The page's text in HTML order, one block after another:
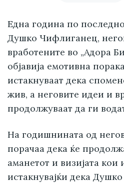
Една година по
Душко Чифлиганец,
вработените во „Адора
објавија емотивна
истакнуваат дека
жив, а неговите идеи и
продолжуваат да ги
На годишнината од
порачаа дека ќе
аманетот и визијата кои
истакнувајќи дека